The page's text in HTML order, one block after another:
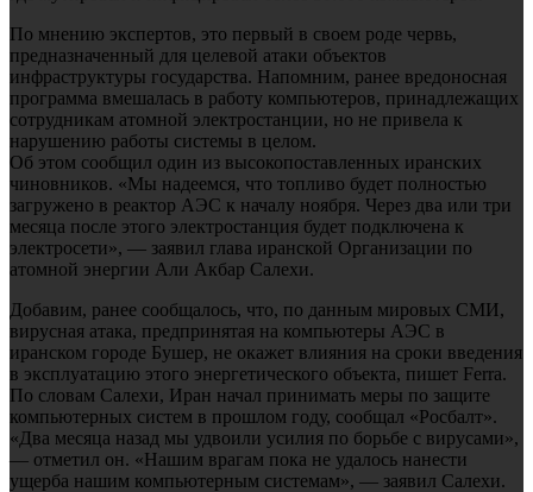
По мнению экспертов, это первый в своем роде червь,
предназначенный для целевой атаки объектов
инфраструктуры государства. Напомним, ранее вредоносная
программа вмешалась в работу компьютеров, принадлежащих
сотрудникам атомной электростанции, но не привела к
нарушению работы системы в целом.
Об этом сообщил один из высокопоставленных иранских
чиновников. «Мы надеемся, что топливо будет полностью
загружено в реактор АЭС к началу ноября. Через два или три
месяца после этого электростанция будет подключена к
электросети», — заявил глава иранской Организации по
атомной энергии Али Акбар Салехи.
Добавим, ранее сообщалось, что, по данным мировых СМИ,
вирусная атака, предпринятая на компьютеры АЭС в
иранском городе Бушер, не окажет влияния на сроки введения
в эксплуатацию этого энергетического объекта, пишет Ferra.
По словам Салехи, Иран начал принимать меры по защите
компьютерных систем в прошлом году, сообщал «Росбалт».
«Два месяца назад мы удвоили усилия по борьбе с вирусами»,
— отметил он. «Нашим врагам пока не удалось нанести
ущерба нашим компьютерным системам», — заявил Салехи.